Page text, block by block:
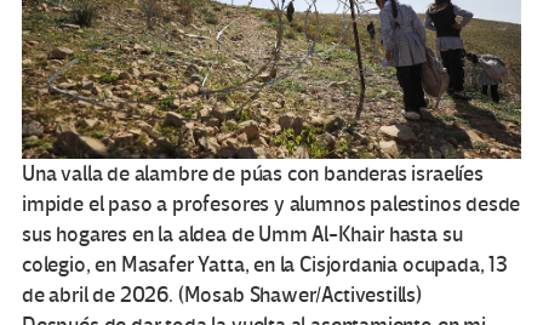
Una valla de alambre de púas con banderas israelíes
impide el paso a profesores y alumnos palestinos desde
sus hogares en la aldea de Umm Al-Khair hasta su
colegio, en Masafer Yatta, en la Cisjordania ocupada, 13
de abril de 2026. (Mosab Shawer/Activestills)